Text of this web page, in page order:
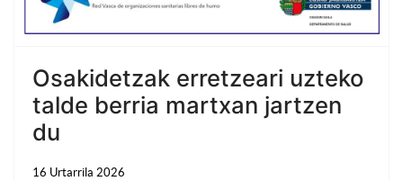
Osakidetzak erretzeari uzteko
talde berria martxan jartzen
du
16 Urtarrila 2026